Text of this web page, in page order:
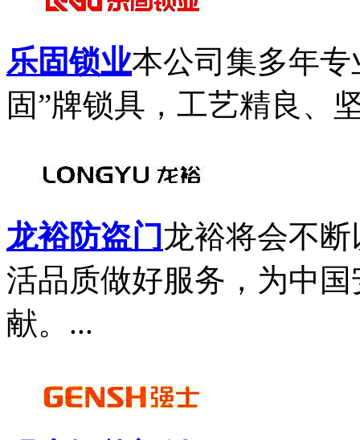
乐固锁业本公司集多年
固”牌锁具，工艺精良、
龙裕防盗门龙裕将会不
活品质做好服务，为中
献。...